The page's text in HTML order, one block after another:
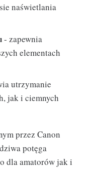
naświetlania
- zapewnia
elementach
utrzymanie
jak i ciemnych
przez Canon
potęga
dla amatorów jak i